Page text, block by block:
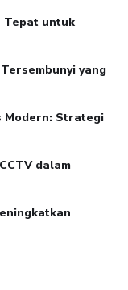
Tepat untuk
yang
Modern: Strategi
dalam